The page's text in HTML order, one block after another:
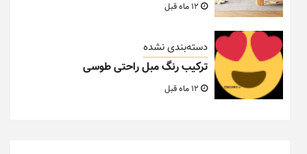
دسته‌بندی نشده
ترکیب رنگ مبل راحتی طوسی